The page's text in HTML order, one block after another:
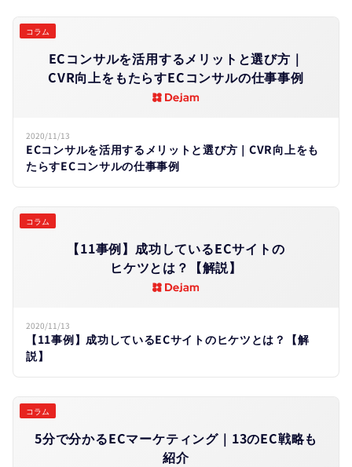
ECコンサルを​活用する​メリットと​選び方​｜
CVR向上を​もたらすECコンサルの​仕事事例
コラム
2020/11/13
ECコンサルを活用するメリットと選び方｜CVR向上をも
たらすECコンサルの仕事事例
【11事例】成功している​ECサイトの​
ヒケツとは？​【解説】
コラム
2020/11/13
【11事例】成功しているECサイトのヒケツとは？【解
説】
5分で​分かる​ECマーケティング｜13の​EC戦略も​
紹介
コラム